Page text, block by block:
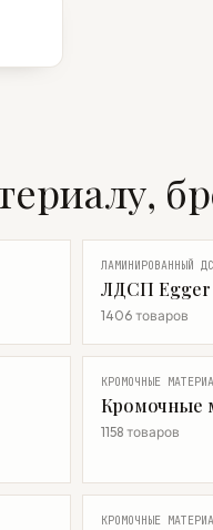
ЛАМИНИРОВАННЫЙ
ЛДСП Egger
1406 товаров
КРОМОЧНЫЕ
Кромочные
1158 товаров
КРОМОЧНЫЕ